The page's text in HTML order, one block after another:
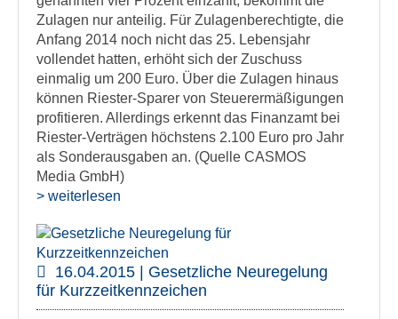
Zulagen nur anteilig. Für Zulagenberechtigte, die
Anfang 2014 noch nicht das 25. Lebensjahr
vollendet hatten, erhöht sich der Zuschuss
einmalig um 200 Euro. Über die Zulagen hinaus
können Riester-Sparer von Steuerermäßigungen
profitieren. Allerdings erkennt das Finanzamt bei
Riester-Verträgen höchstens 2.100 Euro pro Jahr
als Sonderausgaben an. (Quelle CASMOS
Media GmbH)
> weiterlesen
16.04.2015 | Gesetzliche Neuregelung
für Kurzzeitkennzeichen